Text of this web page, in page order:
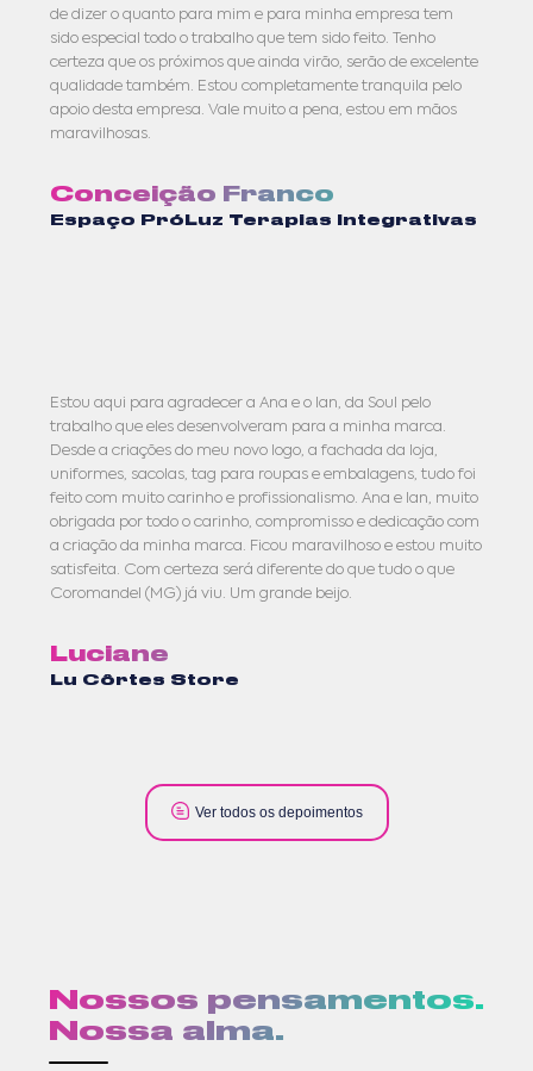
de dizer o quanto para mim e para minha empresa tem
sido especial todo o trabalho que tem sido feito. Tenho
certeza que os próximos que ainda virão, serão de excelente
qualidade também. Estou completamente tranquila pelo
apoio desta empresa. Vale muito a pena, estou em mãos
maravilhosas.
Conceição Franco
Espaço PróLuz Terapias Integrativas
Estou aqui para agradecer a Ana e o Ian, da Soul pelo
trabalho que eles desenvolveram para a minha marca.
Desde a criações do meu novo logo, a fachada da loja,
uniformes, sacolas, tag para roupas e embalagens, tudo foi
feito com muito carinho e profissionalismo. Ana e Ian, muito
obrigada por todo o carinho, compromisso e dedicação com
a criação da minha marca. Ficou maravilhoso e estou muito
satisfeita. Com certeza será diferente do que tudo o que
Coromandel (MG) já viu. Um grande beijo.
Luciane
Lu Côrtes Store
Ver todos os depoimentos
Nossos pensamentos.
Nossa alma.